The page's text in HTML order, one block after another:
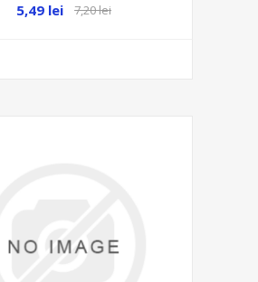
5,49 lei 7,20 lei